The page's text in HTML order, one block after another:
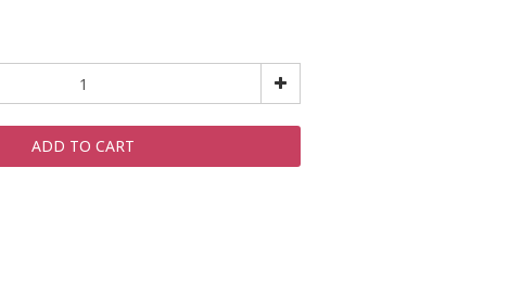
ADD TO CART